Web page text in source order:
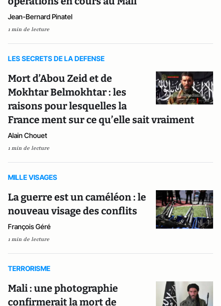
Jean-Bernard Pinatel
1 min de lecture
LES SECRETS DE LA DEFENSE
Mort d’Abou Zeid et de
Mokhtar Belmokhtar : les
raisons pour lesquelles la
France ment sur ce qu’elle sait vraiment
Alain Chouet
1 min de lecture
MILLE VISAGES
La guerre est un caméléon : le
nouveau visage des conflits
François Géré
1 min de lecture
TERRORISME
Mali : une photographie
confirmerait la mort de